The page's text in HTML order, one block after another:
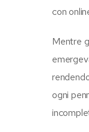
con
Mentre
ogni